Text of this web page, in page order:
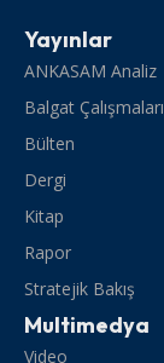
Yayınlar
ANKASAM Analiz
Balgat Çalışmaları
Bülten
Dergi
Kitap
Rapor
Stratejik Bakış
Multimedya
Video